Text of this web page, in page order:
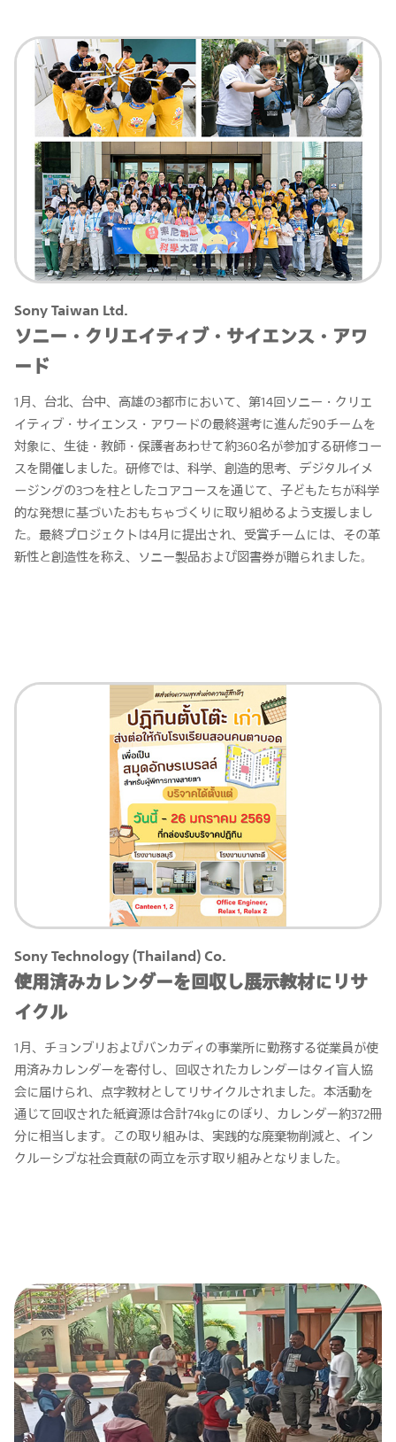
Sony Taiwan Ltd.
ソニー・クリエイティブ・サイエンス・アワ
ード
1月、台北、台中、高雄の3都市において、第14回ソニー・クリエ
イティブ・サイエンス・アワードの最終選考に進んだ90チームを
対象に、生徒・教師・保護者あわせて約360名が参加する研修コー
スを開催しました。研修では、科学、創造的思考、デジタルイメ
ージングの3つを柱としたコアコースを通じて、子どもたちが科学
的な発想に基づいたおもちゃづくりに取り組めるよう支援しまし
た。最終プロジェクトは4月に提出され、受賞チームには、その革
新性と創造性を称え、ソニー製品および図書券が贈られました。
Sony Technology (Thailand) Co.
使用済みカレンダーを回収し展示教材にリサ
イクル
1月、チョンブリおよびバンカディの事業所に勤務する従業員が使
用済みカレンダーを寄付し、回収されたカレンダーはタイ盲人協
会に届けられ、点字教材としてリサイクルされました。本活動を
通じて回収された紙資源は合計74kgにのぼり、カレンダー約372冊
分に相当します。この取り組みは、実践的な廃棄物削減と、イン
クルーシブな社会貢献の両立を示す取り組みとなりました。